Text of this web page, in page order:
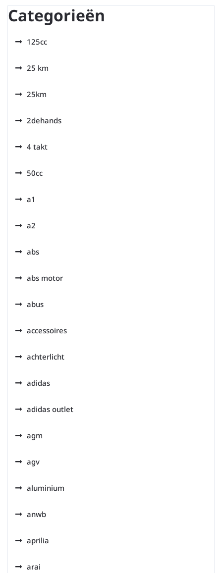
Categorieën
125cc
25 km
25km
2dehands
4 takt
50cc
a1
a2
abs
abs motor
abus
accessoires
achterlicht
adidas
adidas outlet
agm
agv
aluminium
anwb
aprilia
arai